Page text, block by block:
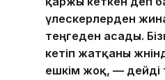
үлескерлерден
теңгеден асады.
кетіп жатқаны
ешкім жоқ, — дейді